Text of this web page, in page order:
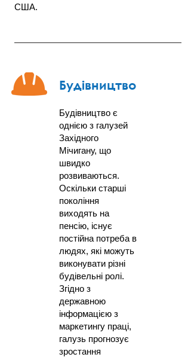
США.
Будівництво
Будівництво є
однією з галузей
Західного
Мічигану, що
швидко
розвиваються.
Оскільки старші
покоління
виходять на
пенсію, існує
постійна потреба в
людях, які можуть
виконувати різні
будівельні ролі.
Згідно з
державною
інформацією з
маркетингу праці,
галузь прогнозує
зростання